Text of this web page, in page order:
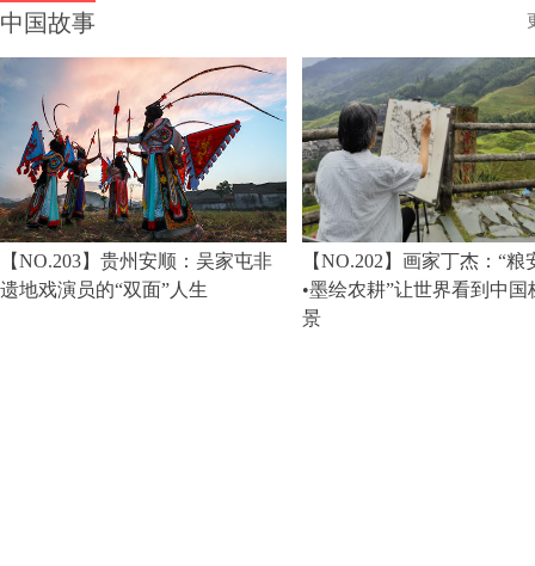
中国故事
【NO.203】贵州安顺：吴家屯非
遗地戏演员的“双面”人生
【NO.202】画家丁杰：“粮
•墨绘农耕”让世界看到中国
景